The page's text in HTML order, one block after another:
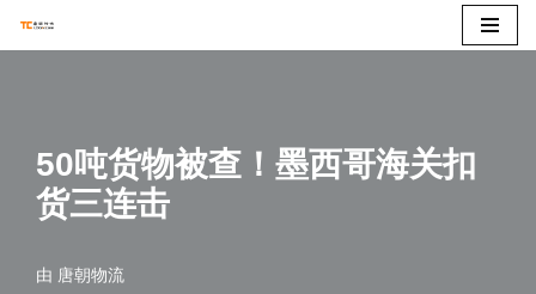
50吨货物被查！墨西哥海关扣
货三连击
由 唐朝物流